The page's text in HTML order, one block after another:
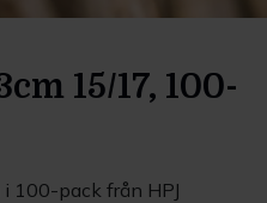
15/17, 100-
100-pack från HPJ